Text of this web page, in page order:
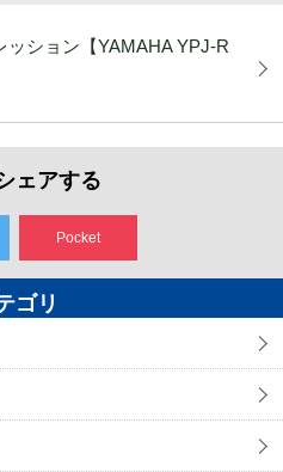
ッション【YAMAHA YPJ-R
ェアする
Pocket
ゴリ